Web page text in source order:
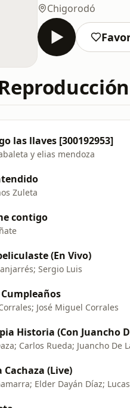
Chigorodó
las llaves [300192953]
y elias mendoza
Zuleta
contigo
(En Vivo)
Sergio Luis
Cumpleaños
José Miguel Corrales
Historia (Con Juancho
Carlos Rueda; Juancho De
Cachaza (Live)
Elder Dayán Díaz;